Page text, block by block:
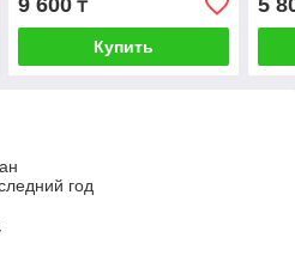
9 600₸
Купить
5
год